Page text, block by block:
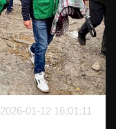
2026-01-12 16:01:11